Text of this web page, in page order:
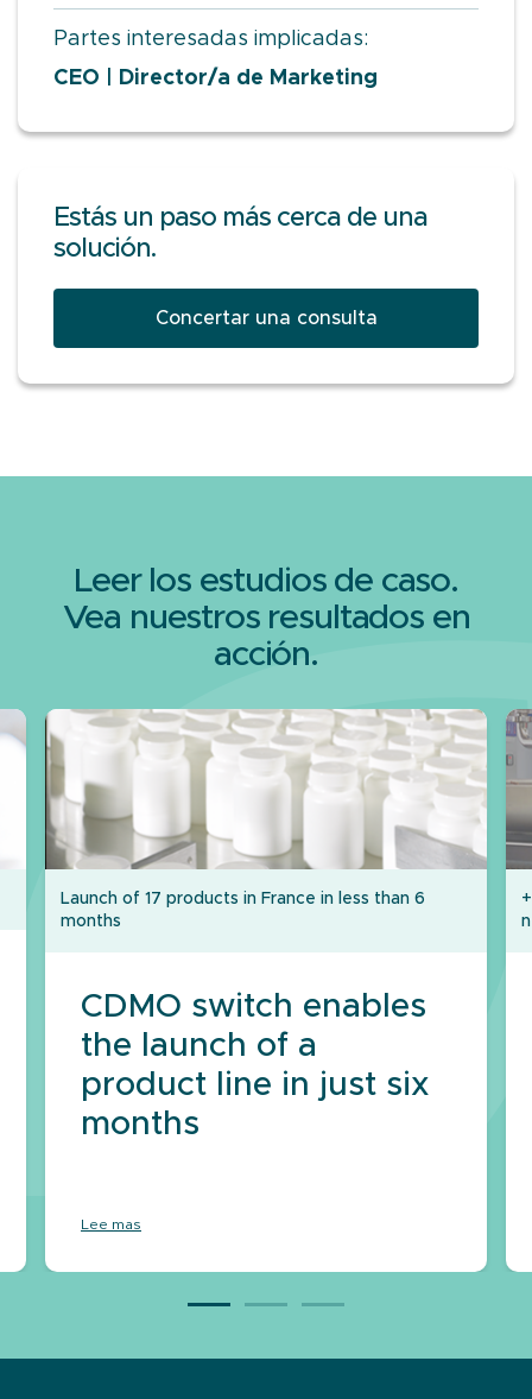
Partes interesadas implicadas:
CEO | Director/a de Marketing
Estás un paso más cerca de una
solución.
Concertar una consulta
Leer los estudios de caso.
Vea nuestros resultados en
acción.
Launch of 17 products in France in less than 6
months
CDMO switch enables
the launch of a
product line in just six
months
Lee mas